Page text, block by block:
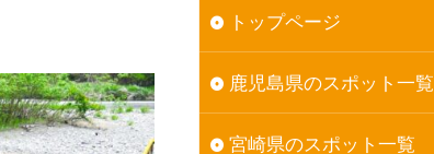
トップページ
鹿児島県のスポット一覧
宮崎県のスポット一覧